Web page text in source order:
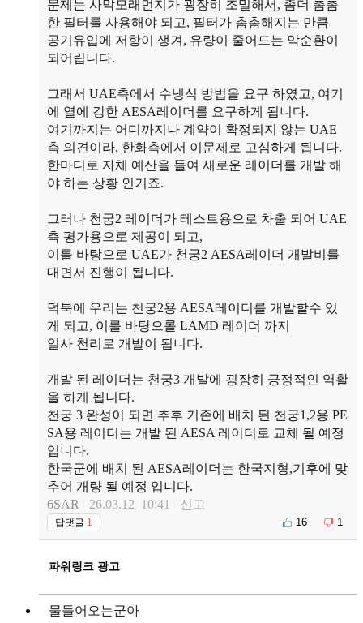
문제는 사막모래먼지가 굉장히 조밀해서, 좀더 촘촘
한 필터를 사용해야 되고, 필터가 촘촘해지는 만큼
공기유입에 저항이 생겨, 유량이 줄어드는 악순환이
되어립니다.
그래서 UAE측에서 수냉식 방법을 요구 하였고, 여기
에 열에 강한 AESA레이더를 요구하게 됩니다.
여기까지는 어디까지나 계약이 확정되지 않는 UAE
측 의견이라, 한화측에서 이문제로 고심하게 됩니다.
한마디로 자체 예산을 들여 새로운 레이더를 개발 해
야 하는 상황 인거죠.
그러나 천궁2 레이더가 테스트용으로 차출 되어 UAE
측 평가용으로 제공이 되고,
이를 바탕으로 UAE가 천궁2 AESA레이더 개발비를
대면서 진행이 됩니다.
덕북에 우리는 천궁2용 AESA레이더를 개발할수 있
게 되고, 이를 바탕으롤 LAMD 레이더 까지
일사 천리로 개발이 됩니다.
개발 된 레이더는 천궁3 개발에 굉장히 긍정적인 역활
을 하게 됩니다.
천궁 3 완성이 되면 추후 기존에 배치 된 천궁1,2용 PE
SA용 레이더는 개발 된 AESA 레이더로 교체 될 예정
입니다.
한국군에 배치 된 AESA레이더는 한국지형,기후에 맞
추어 개량 될 예정 입니다.
6SAR
26.03.12 10:41 신고
답댓글 1 16 1
파워링크 광고
물들어오는군아